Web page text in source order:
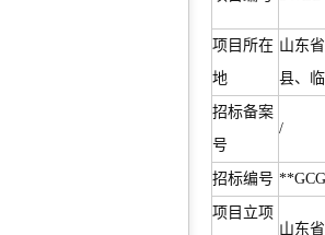
项目所在
地
山东
县、
招标备案
号
/
招标编号
项目立项
山东